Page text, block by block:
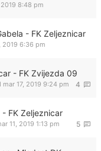
8:48 pm
- FK Zeljeznicar
2019 6:36 pm
- FK Zvijezda 09
4
mar 17, 2019 9:24 pm
- FK Zeljeznicar
5
11, 2019 1:13 pm